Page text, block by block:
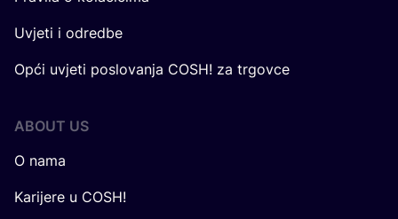
Uvjeti i odredbe
Opći uvjeti poslovanja COSH! za trgovce
ABOUT US
O nama
Karijere u COSH!